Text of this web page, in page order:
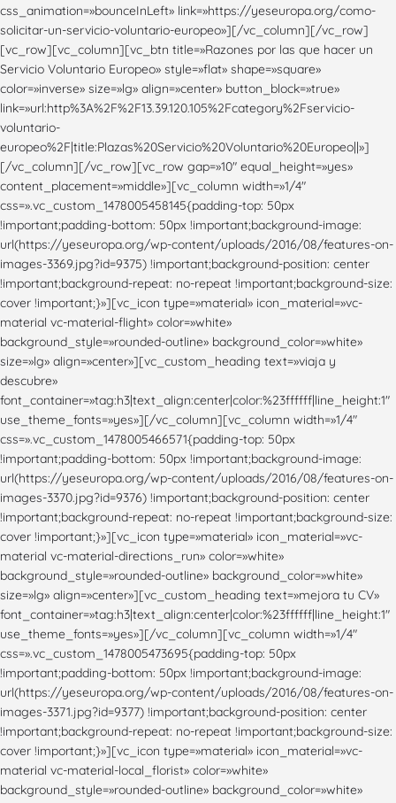
css_animation=»bounceInLeft» link=»https://yeseuropa.org/como-
solicitar-un-servicio-voluntario-europeo»][/vc_column][/vc_row]
[vc_row][vc_column][vc_btn title=»Razones por las que hacer un
Servicio Voluntario Europeo» style=»flat» shape=»square»
color=»inverse» size=»lg» align=»center» button_block=»true»
link=»url:http%3A%2F%2F13.39.120.105%2Fcategory%2Fservicio-
voluntario-
europeo%2F|title:Plazas%20Servicio%20Voluntario%20Europeo||»]
[/vc_column][/vc_row][vc_row gap=»10″ equal_height=»yes»
content_placement=»middle»][vc_column width=»1/4″
css=».vc_custom_1478005458145{padding-top: 50px
!important;padding-bottom: 50px !important;background-image:
url(https://yeseuropa.org/wp-content/uploads/2016/08/features-on-
images-3369.jpg?id=9375) !important;background-position: center
!important;background-repeat: no-repeat !important;background-size:
cover !important;}»][vc_icon type=»material» icon_material=»vc-
material vc-material-flight» color=»white»
background_style=»rounded-outline» background_color=»white»
size=»lg» align=»center»][vc_custom_heading text=»viaja y
descubre»
font_container=»tag:h3|text_align:center|color:%23ffffff|line_height:1″
use_theme_fonts=»yes»][/vc_column][vc_column width=»1/4″
css=».vc_custom_1478005466571{padding-top: 50px
!important;padding-bottom: 50px !important;background-image:
url(https://yeseuropa.org/wp-content/uploads/2016/08/features-on-
images-3370.jpg?id=9376) !important;background-position: center
!important;background-repeat: no-repeat !important;background-size:
cover !important;}»][vc_icon type=»material» icon_material=»vc-
material vc-material-directions_run» color=»white»
background_style=»rounded-outline» background_color=»white»
size=»lg» align=»center»][vc_custom_heading text=»mejora tu CV»
font_container=»tag:h3|text_align:center|color:%23ffffff|line_height:1″
use_theme_fonts=»yes»][/vc_column][vc_column width=»1/4″
css=».vc_custom_1478005473695{padding-top: 50px
!important;padding-bottom: 50px !important;background-image:
url(https://yeseuropa.org/wp-content/uploads/2016/08/features-on-
images-3371.jpg?id=9377) !important;background-position: center
!important;background-repeat: no-repeat !important;background-size:
cover !important;}»][vc_icon type=»material» icon_material=»vc-
material vc-material-local_florist» color=»white»
background_style=»rounded-outline» background_color=»white»